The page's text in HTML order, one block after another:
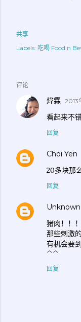
共享
Labels: 吃喝 Food n
评论
煒霖 2013
看起来不
回复
Choi Yen
20多块那
回复
Unknown
猪肉！！
那些刺激
有机会要
^^
回复